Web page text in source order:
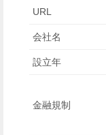
URL
会社名
設立年
金融規制